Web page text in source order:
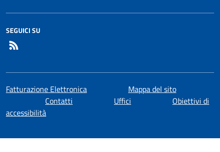
SEGUICI SU
Fatturazione Elettronica
Mappa del sito
Contatti
Uffici
Obiettivi di
accessibilità